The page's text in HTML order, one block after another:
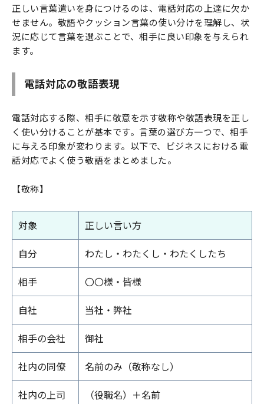
正しい言葉遣いを身につけるのは、電話対応の上達に欠か
せません。敬語やクッション言葉の使い分けを理解し、状
況に応じて言葉を選ぶことで、相手に良い印象を与えられ
ます。
電話対応の敬語表現
電話対応する際、相手に敬意を示す敬称や敬語表現を正し
く使い分けることが基本です。言葉の選び方一つで、相手
に与える印象が変わります。以下で、ビジネスにおける電
話対応でよく使う敬語をまとめました。
【敬称】
対象
正しい言い方
自分
わたし・わたくし・わたくしたち
相手
〇〇様・皆様
自社
当社・弊社
相手の会社
御社
社内の同僚
名前のみ（敬称なし）
社内の上司
（役職名）＋名前